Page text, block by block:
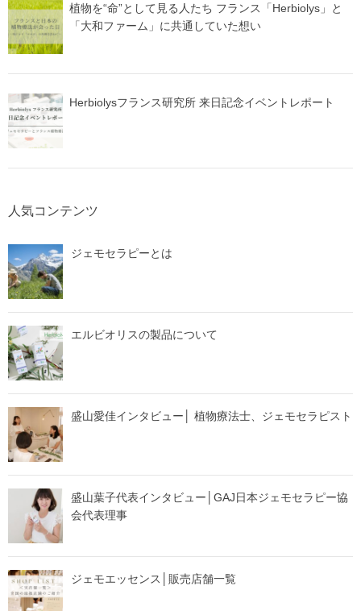
植物を“命”として見る人たち フランス「Herbiolys」と
「大和ファーム」に共通していた想い
Herbiolysフランス研究所 来日記念イベントレポート
人気コンテンツ
ジェモセラピーとは
エルビオリスの製品について
盛山愛佳インタビュー│ 植物療法士、ジェモセラピスト
盛山葉子代表インタビュー│GAJ日本ジェモセラピー協
会代表理事
ジェモエッセンス│販売店舗一覧